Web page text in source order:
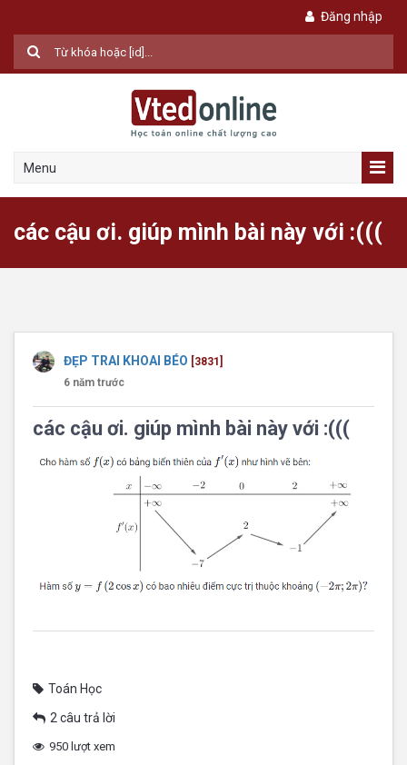
Đăng nhập
Menu
các cậu ơi. giúp mình bài này với :(((
ĐẸP TRAI KHOAI BÉO
[3831]
6 năm trước
các cậu ơi. giúp mình bài này với :(((
Toán Học
2 câu trả lời
950 lượt xem